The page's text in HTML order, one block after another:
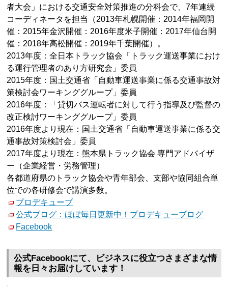
者大会」における交通安全対策推進の分科会で、7年連続
コーディネータを担当（2013年札幌開催：2014年福岡開
催：2015年金沢開催：2016年度米子開催：2017年仙台開
催：2018年高松開催：2019年千葉開催）。
2013年度：全日本トラック協会「トラック運送事業におけ
る運行管理者のあり方研究会」委員
2015年度：国土交通省「自動車運送事業に係る交通事故対
策検討会ワーキンググループ」委員
2016年度：「貸切バス運転者に対して行う指導及び監督の
改正検討ワーキンググループ」委員
2016年度より現在：国土交通省「自動車運送事業に係る交
通事故対策検討会」委員
2017年度より現在：熊本県トラック協会 専門アドバイザ
ー（企業経営・労務管理）
各都道府県のトラック協会や青年部会、支部や協同組合単
位での各研修会で講演多数。
プロデキューブ
公式ブログ：ほぼ毎日更新中！プロデキューブログ
Facebook
公式Facebookにて、ビジネスに役立つさまざまな情
報を日々お届けしています！